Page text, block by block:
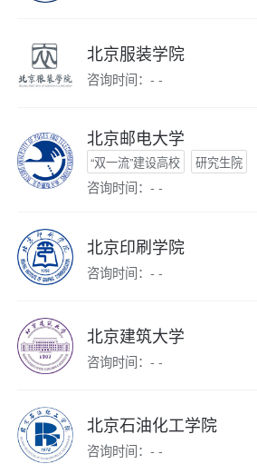
北京服装学院
咨询时间：- -
北京邮电大学
“双一流”建设高校 研究生院
咨询时间：- -
北京印刷学院
咨询时间：- -
北京建筑大学
咨询时间：- -
北京石油化工学院
咨询时间：- -